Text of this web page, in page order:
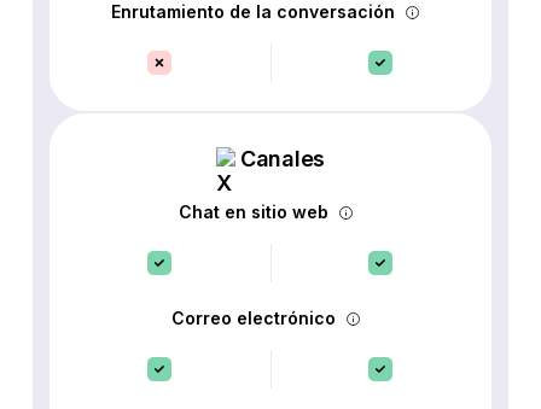
Enrutamiento de la conversación
Canales
Chat en sitio web
Correo electrónico